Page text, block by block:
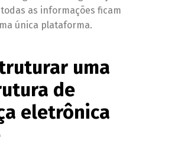
as informações ficam
única plataforma.
uma
de
eletrônica